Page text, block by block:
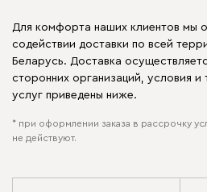
Для комфорта наших клиентов мы
содействии доставки по всей
Беларусь. Доставка
сторонних организаций, условия
услуг приведены ниже.
* при оформлении заказа в рассрочку
не действуют.